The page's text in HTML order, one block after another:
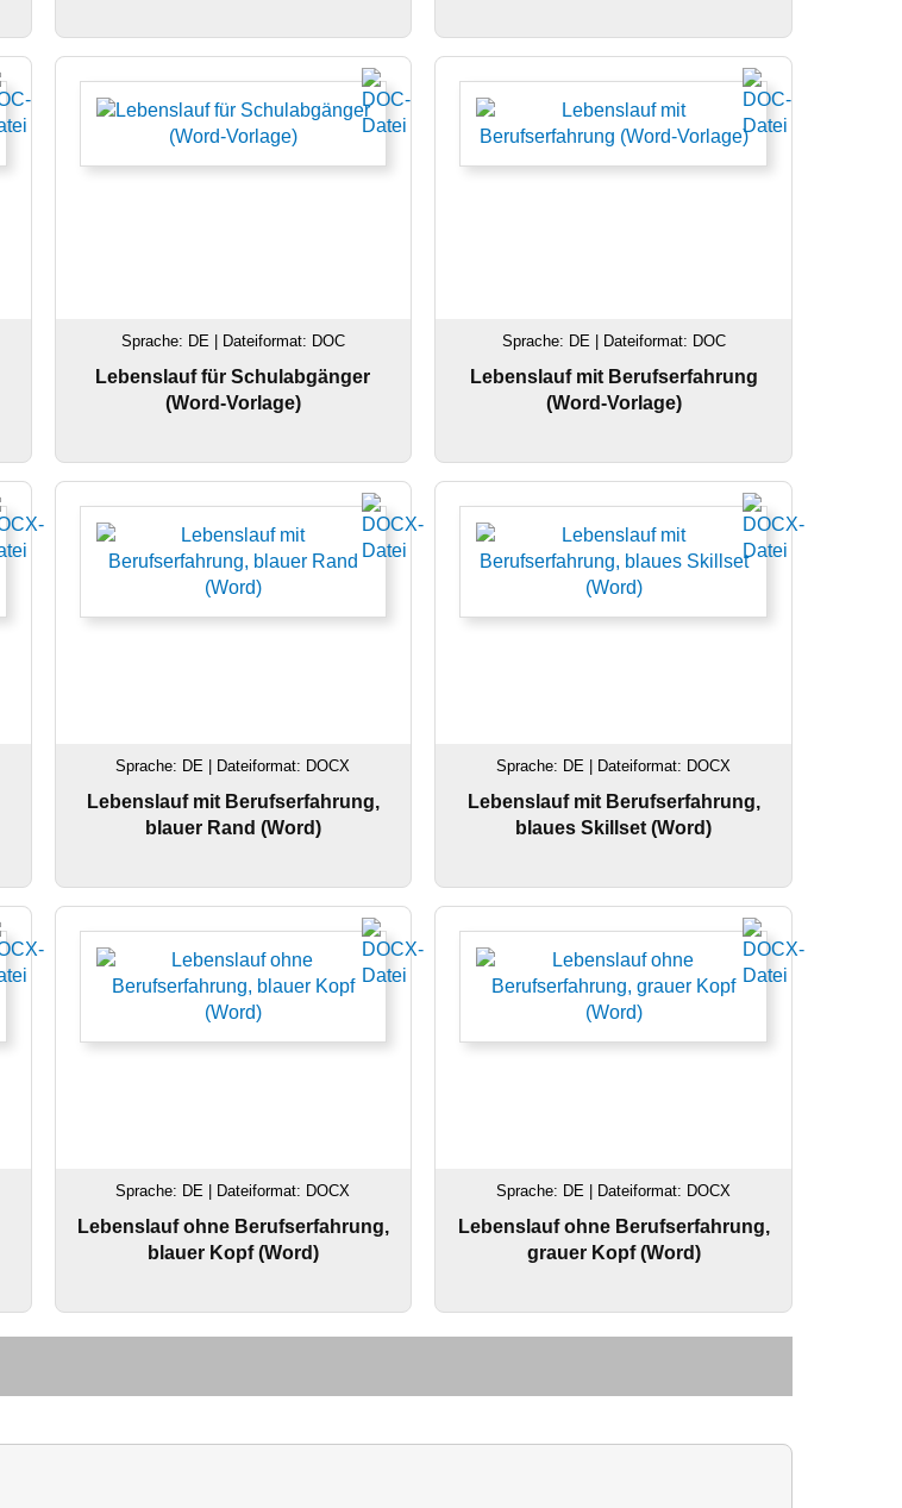
Sprache: DE | Dateiformat: DOC
Lebenslauf für Schulabgänger
(Word-Vorlage)
Sprache: DE | Dateiformat: DOC
Lebenslauf mit Berufserfahrung
(Word-Vorlage)
Sprache: DE | Dateiformat: DOCX
Lebenslauf mit Berufserfahrung,
blauer Rand (Word)
Sprache: DE | Dateiformat: DOCX
Lebenslauf mit Berufserfahrung,
blaues Skillset (Word)
Sprache: DE | Dateiformat: DOCX
Lebenslauf ohne Berufserfahrung,
blauer Kopf (Word)
Sprache: DE | Dateiformat: DOCX
Lebenslauf ohne Berufserfahrung,
grauer Kopf (Word)